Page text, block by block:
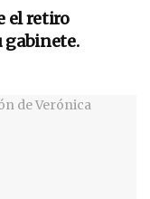
el retiro
gabinete.